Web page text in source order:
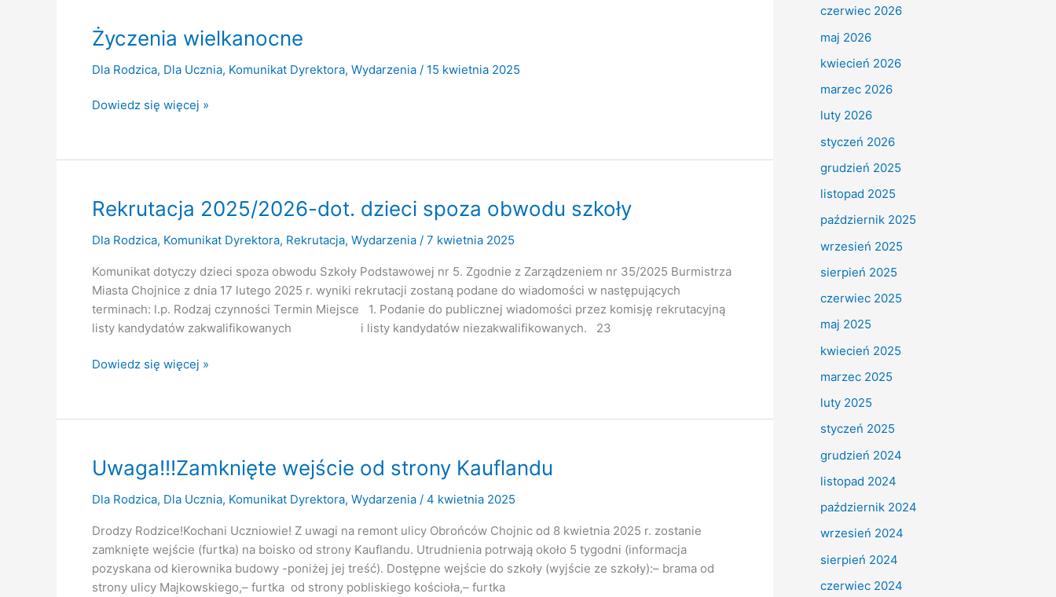
r.
Życzenia wielkanocne
Dla Rodzica, Dla Ucznia, Komunikat Dyrektora, Wydarzenia / 15 kwietnia 2025
Życzenia
Dowiedz się więcej »
Rekrutacja 2025/2026-dot. dzieci spoza obwodu szkoły
Dla Rodzica, Komunikat Dyrektora, Rekrutacja, Wydarzenia / 7 kwietnia 2025
Komunikat dotyczy dzieci spoza obwodu Szkoły Podstawowej nr 5. Zgodnie z Zarządzeniem nr 35/2025 Burmistrza
Miasta Chojnice z dnia 17 lutego 2025 r. wyniki rekrutacji zostaną podane do wiadomości w następujących
terminach: l.p. Rodzaj czynności Termin Miejsce 1. Podanie do publicznej wiadomości przez komisję rekrutacyjną
listy kandydatów zakwalifikowanych i listy kandydatów niezakwalifikowanych. 23
Rekrutacja
dzieci
obwodu
szkoły
Dowiedz się więcej »
Uwaga!!!Zamknięte wejście od strony Kauflandu
Dla Rodzica, Dla Ucznia, Komunikat Dyrektora, Wydarzenia / 4 kwietnia 2025
Drodzy Rodzice!Kochani Uczniowie! Z uwagi na remont ulicy Obrońców Chojnic od 8 kwietnia 2025 r. zostanie
zamknięte wejście (furtka) na boisko od strony Kauflandu. Utrudnienia potrwają około 5 tygodni (informacja
pozyskana od kierownika budowy -poniżej jej treść). Dostępne wejście do szkoły (wyjście ze szkoły):– brama od
strony ulicy Majkowskiego,– furtka od strony pobliskiego kościoła,– furtka
czerwiec 2026
maj 2026
kwiecień 2026
marzec 2026
luty 2026
styczeń 2026
grudzień 2025
listopad 2025
październik 2025
wrzesień 2025
sierpień 2025
czerwiec 2025
maj 2025
kwiecień 2025
marzec 2025
luty 2025
styczeń 2025
grudzień 2024
listopad 2024
październik 2024
wrzesień 2024
sierpień 2024
czerwiec 2024